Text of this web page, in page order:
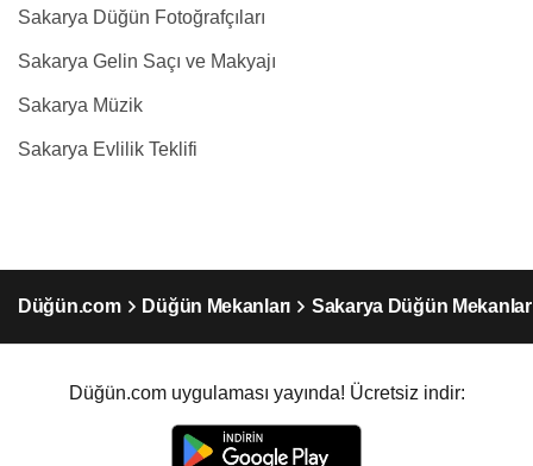
Sakarya Düğün Fotoğrafçıları
Sakarya Gelin Saçı ve Makyajı
Sakarya Müzik
Sakarya Evlilik Teklifi
Düğün.com Düğün Mekanları Sakarya Düğün
Düğün.com uygulaması yayında! Ücretsiz indir: